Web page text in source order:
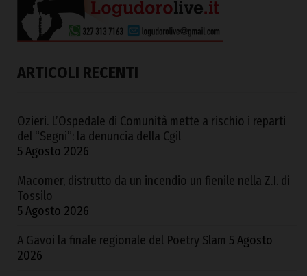
ARTICOLI RECENTI
Ozieri. L’Ospedale di Comunità mette a rischio i reparti
del “Segni”: la denuncia della Cgil
5 Agosto 2026
Macomer, distrutto da un incendio un fienile nella Z.I. di
Tossilo
5 Agosto 2026
A Gavoi la finale regionale del Poetry Slam 5 Agosto
2026